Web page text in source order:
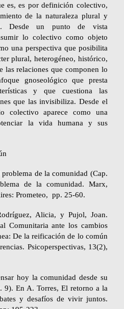
es, es por definición colectivo,
de la naturaleza plural y
Desde un punto de vista
lo colectivo como objeto
una perspectiva que posibilita
plural, heterogéneo, histórico,
las relaciones que componen lo
gnoseológico que presta
y que cuestiona las
que las invisibiliza. Desde el
colectivo aparece como una
la vida humana y sus
de la comunidad (Cap.
de la comunidad. Marx,
Prometeo, pp. 25-60.
Alicia, y Pujol, Joan.
Comunitaria ante los cambios
De la reificación de lo común
Psicoperspectivas, 13(2),
hoy la comunidad desde su
9). En A. Torres, El retorno a la
y desafíos de vivir juntos.